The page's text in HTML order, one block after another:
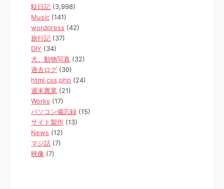
駄日記 (3,998)
Music (141)
wordpress (42)
旅行記 (37)
DIY (34)
犬、動物写真 (32)
過去ログ (30)
html,css,php (24)
週末農業 (21)
Works (17)
パソコン備忘録 (15)
サイト製作 (13)
News (12)
マジ話 (7)
映像 (7)